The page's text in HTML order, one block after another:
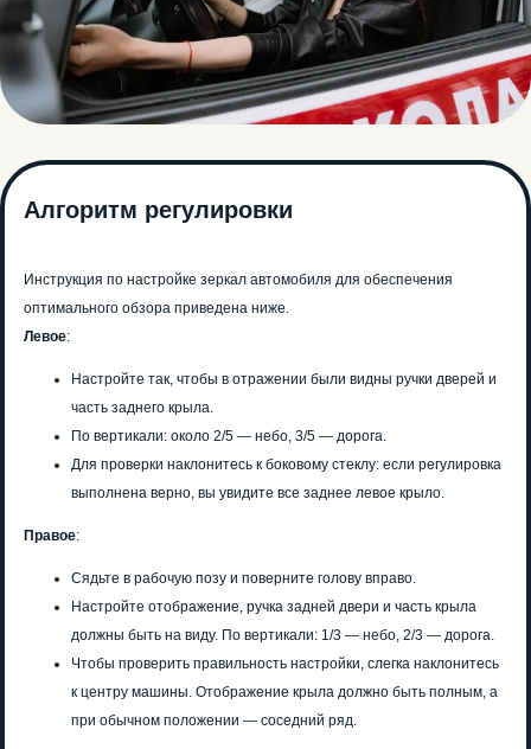
Алгоритм регулировки
Инструкция по настройке зеркал автомобиля для обеспечения
оптимального обзора приведена ниже.
Левое:
Настройте так, чтобы в отражении были видны ручки дверей и
часть заднего крыла.
По вертикали: около 2/5 — небо, 3/5 — дорога.
Для проверки наклонитесь к боковому стеклу: если регулировка
выполнена верно, вы увидите все заднее левое крыло.
Правое:
Сядьте в рабочую позу и поверните голову вправо.
Настройте отображение, ручка задней двери и часть крыла
должны быть на виду. По вертикали: 1/3 — небо, 2/3 — дорога.
Чтобы проверить правильность настройки, слегка наклонитесь
к центру машины. Отображение крыла должно быть полным, а
при обычном положении — соседний ряд.